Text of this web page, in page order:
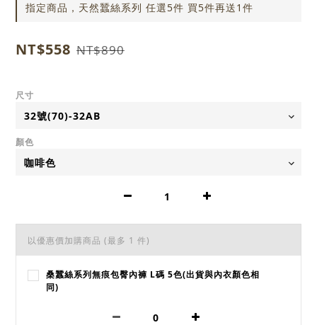
指定商品，天然蠶絲系列 任選5件 買5件再送1件
NT$558 NT$890
尺寸
顏色
以優惠價加購商品 (最多 1 件)
桑蠶絲系列無痕包臀內褲 L碼 5色(出貨與內衣顏色相
同)